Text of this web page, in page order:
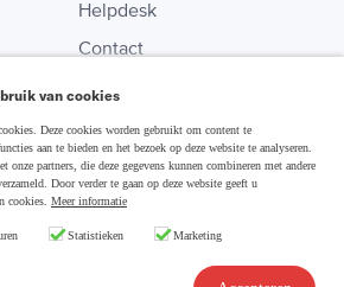
Helpdesk
Contact
Adverteren
van cookies
Deze cookies worden gebruikt om content te
aan te bieden en het bezoek op deze website te analyseren.
onze partners, die deze gegevens kunnen combineren met andere
Door verder te gaan op deze website geeft u
cookies. Meer informatie
Statistieken Marketing